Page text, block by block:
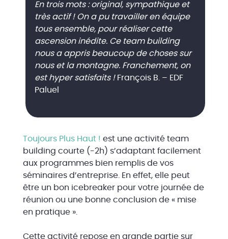
En trois mots : original, sympathique et
très actif ! On a pu travailler en équipe
tous ensemble, pour réaliser cette
ascension inédite. Ce team building
nous a appris beaucoup de choses sur
nous et la montagne. Franchement, on
est hyper satisfaits !François B. – EDF
Paluel
Toujours Plus Haut ! est une activité team
building courte (-2h) s’adaptant facilement
aux programmes bien remplis de vos
séminaires d’entreprise. En effet, elle peut
être un bon icebreaker pour votre journée de
réunion ou une bonne conclusion de « mise
en pratique ».
Cette activité repose en grande partie sur